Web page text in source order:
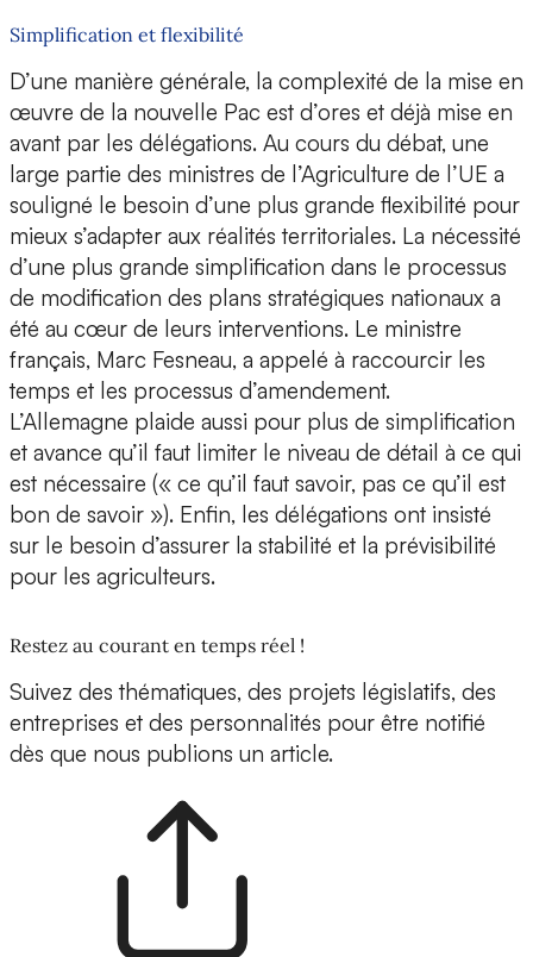
Simplification et flexibilité
D’une manière générale, la complexité de la mise en
œuvre de la nouvelle Pac est d’ores et déjà mise en
avant par les délégations. Au cours du débat, une
large partie des ministres de l’Agriculture de l’UE a
souligné le besoin d’une plus grande flexibilité pour
mieux s’adapter aux réalités territoriales. La nécessité
d’une plus grande simplification dans le processus
de modification des plans stratégiques nationaux a
été au cœur de leurs interventions. Le ministre
français, Marc Fesneau, a appelé à raccourcir les
temps et les processus d’amendement.
L’Allemagne plaide aussi pour plus de simplification
et avance qu’il faut limiter le niveau de détail à ce qui
est nécessaire (« ce qu’il faut savoir, pas ce qu’il est
bon de savoir »). Enfin, les délégations ont insisté
sur le besoin d’assurer la stabilité et la prévisibilité
pour les agriculteurs.
Restez au courant en temps réel !
Suivez des thématiques, des projets législatifs, des
entreprises et des personnalités pour être notifié
dès que nous publions un article.